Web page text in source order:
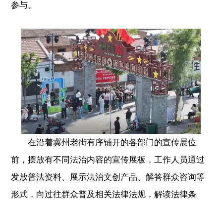
参与。
在沿着冀州老街有序铺开的各部门的宣传展位
前，摆放有不同法治内容的宣传展板，工作人员通过
发放普法资料、展示法治文创产品、解答群众咨询等
形式，向过往群众普及相关法律法规，解读法律条